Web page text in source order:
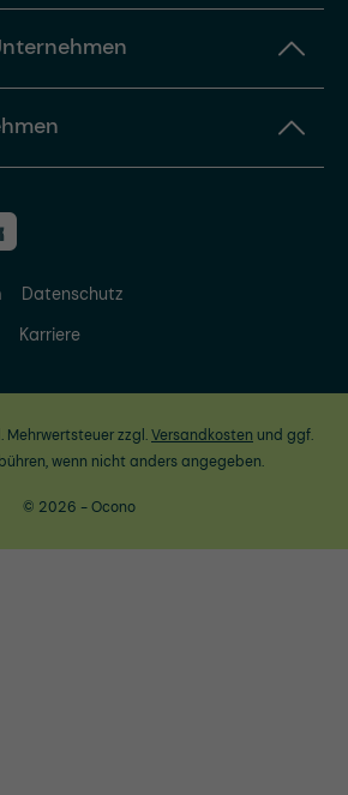
Datenschutz
Karriere
Mehrwertsteuer zzgl.Versandkosten und ggf.
wenn nicht anders angegeben.
© 2026 - Ocono